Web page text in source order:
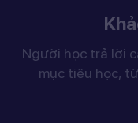
Người học trả lời
mục tiêu học,